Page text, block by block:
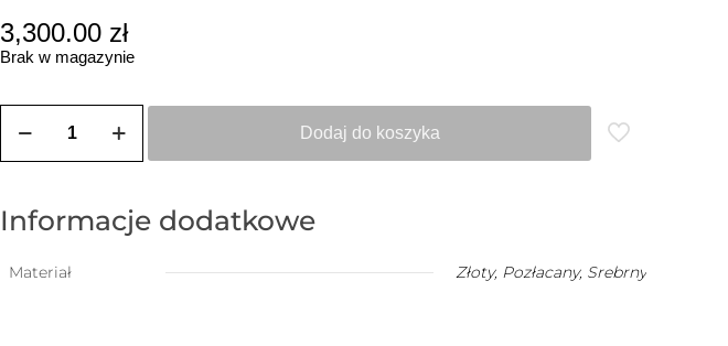
3,300.00 zł
Brak w magazynie
ZOZO
z
przywieszką
kształcie
Dodaj do koszyka
Informacje dodatkowe
Materiał Złoty, Pozłacany, Srebrny